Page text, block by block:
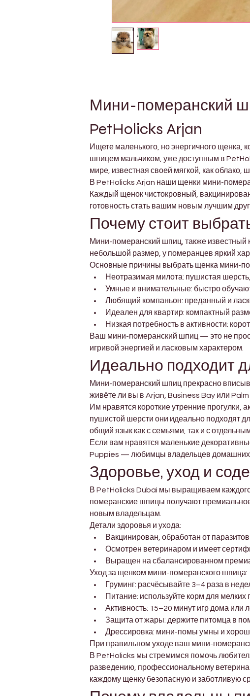
Мини-померанский
PetHolicks Arjan
Ищете маленького, но энергичного
шпицем мальчиком, уже доступным в
мире, известная своей мягкой, как
В PetHolicks Arjan наши щенки мини-
Каждый щенок чистокровный,
готовность стать вашим новым лучшим
Почему стоит
Мини-померанский шпиц, также известный
небольшой размер, у померанцев яркий
Основные причины выбрать щенка мини-
Неотразимая милота: пушистая
Умные и внимательные: быстро
Любящий компаньон: преданный и
Идеален для квартир: компактный
Низкая потребность в активности:
Ваш мини-померанский шпиц — это не
игривой энергией и ласковым характером.
Идеально подходит
Мини-померанский шпиц прекрасно
живёте ли вы в Arjan, Business Bay или
Им нравятся короткие утренние прогулки,
пушистой шерсти они идеально подходят
общий язык как с семьями, так и с
Если вам нравятся маленькие
Puppies — любимцы владельцев домашних
Здоровье, уход и
В PetHolicks Dubai мы выращиваем
померанские шпицы получают
новым владельцам.
Детали здоровья и ухода:
Вакцинирован, обработан от
Осмотрен ветеринаром и имеет
Выращен на сбалансированном
Уход за щенком мини-померанского шпица:
Груминг: расчёсывайте 3–4 раза в
Питание: используйте корм для
Активность: 15–20 минут игр дома или
Защита от жары: держите питомца в
Дрессировка: мини-помы умны и
При правильном уходе ваш мини-
В PetHolicks мы стремимся помочь
разведению, профессиональному
каждому щенку безопасную и заботливую